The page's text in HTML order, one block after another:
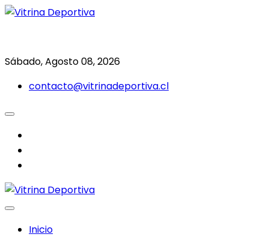
Saltar
Sábado, Agosto 08, 2026
contacto@vitrinadeportiva.cl
Inicio